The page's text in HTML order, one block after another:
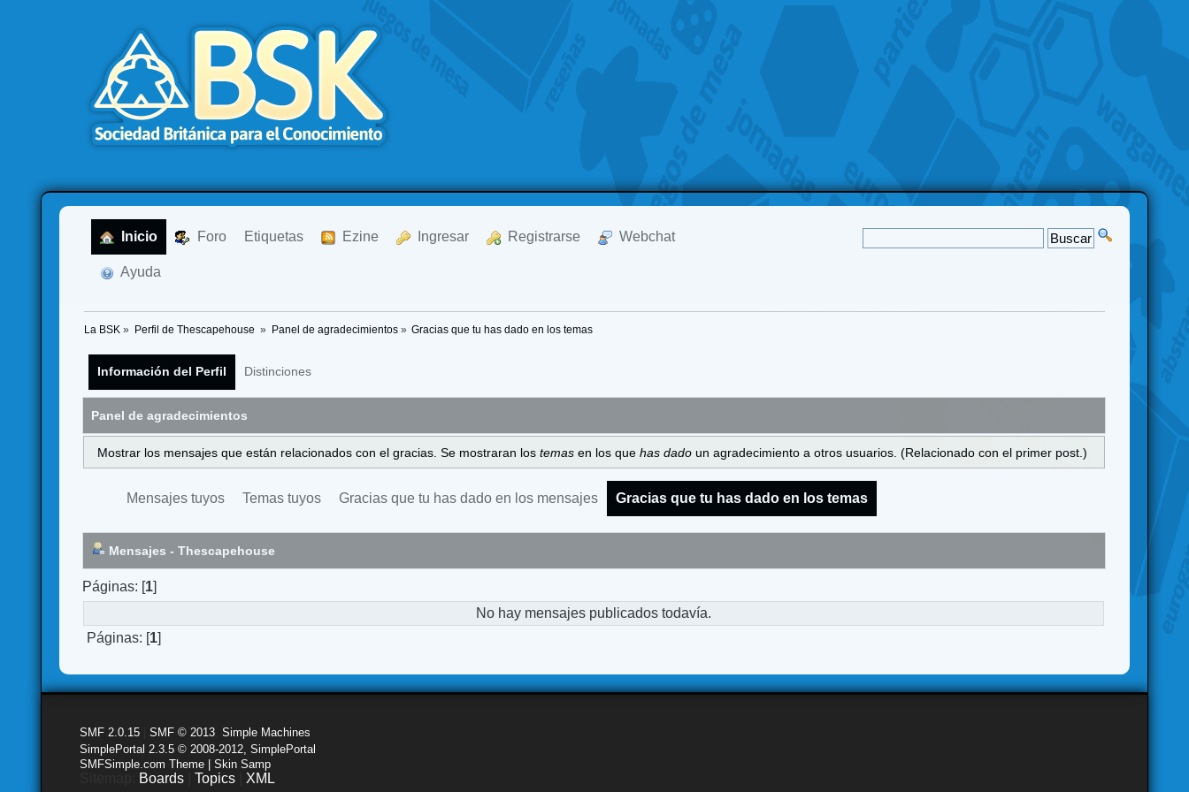
Inicio Foro Etiquetas Ezine Ingresar Registrarse Webchat
Ayuda
La BSK » Perfil de Thescapehouse » Panel de agradecimientos» Gracias que tu has dado en los temas
Información del Perfil Distinciones
Panel de agradecimientos
Mostrar los mensajes que están relacionados con el gracias. Se mostraran los temas en los que has dado un agradecimiento a otros usuarios. (Relacionado con el primer post.)
Mensajes tuyos Temas tuyos Gracias que tu has dado en los mensajes Gracias que tu has dado en los temas
Mensajes - Thescapehouse
Páginas: [1]
No hay mensajes publicados todavía.
Páginas: [1]
SMF 2.0.15 |SMF © 2013 ,Simple Machines
SimplePortal 2.3.5 © 2008-2012, SimplePortal
SMFSimple.com Theme | Skin Samp
Boards |Topics XML